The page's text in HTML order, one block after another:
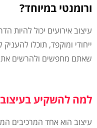
ורומנטי במיוחד?
עיצוב אירועים יכול להיות
ייחודי ומוקפד, תוכלו
שאתם מחפשים ולהרשים את
למה להשקיע בעיצוב
עיצוב הוא אחד המרכיבים